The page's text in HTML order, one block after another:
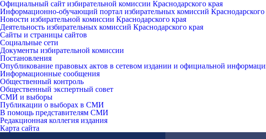
Официальный сайт избирательной комиссии Краснодарского края
Информационно-обучающий портал избирательных комиссий Краснодарского
Новости избирательной комиссии Краснодарского края
Деятельность избирательных комиссий Краснодарского края
Сайты и страницы сайтов
Социальные сети
Документы избирательной комиссии
Постановления
Опубликование правовых актов в сетевом издании и официальной
Информационные сообщения
Общественный контроль
Общественный экспертный совет
СМИ и выборы
Публикации о выборах в СМИ
В помощь представителям СМИ
Редакционная коллегия издания
Карта сайта